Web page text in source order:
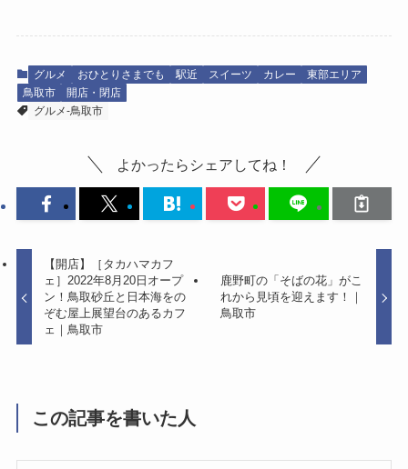
グルメ おひとりさまでも 駅近 スイーツ カレー
東部エリア
鳥取市
開店・閉店
グルメ-鳥取市
よかったらシェアしてね！
【開店】［タカハマカフ
ェ］2022年8月20日オープ
ン！鳥取砂丘と日本海をの
ぞむ屋上展望台のあるカフ
ェ｜鳥取市
鹿野町の「そばの花」がこ
れから見頃を迎えます！｜
鳥取市
この記事を書いた人